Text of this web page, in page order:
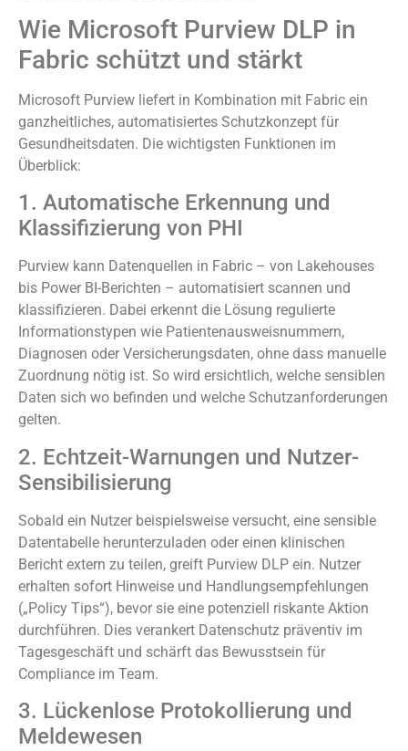
Wie Microsoft Purview DLP in
Fabric schützt und stärkt
Microsoft Purview liefert in Kombination mit Fabric ein
ganzheitliches, automatisiertes Schutzkonzept für
Gesundheitsdaten. Die wichtigsten Funktionen im
Überblick:
1. Automatische Erkennung und
Klassifizierung von PHI
Purview kann Datenquellen in Fabric – von Lakehouses
bis Power BI-Berichten – automatisiert scannen und
klassifizieren. Dabei erkennt die Lösung regulierte
Informationstypen wie Patientenausweisnummern,
Diagnosen oder Versicherungsdaten, ohne dass manuelle
Zuordnung nötig ist. So wird ersichtlich, welche sensiblen
Daten sich wo befinden und welche Schutzanforderungen
gelten.
2. Echtzeit-Warnungen und Nutzer-
Sensibilisierung
Sobald ein Nutzer beispielsweise versucht, eine sensible
Datentabelle herunterzuladen oder einen klinischen
Bericht extern zu teilen, greift Purview DLP ein. Nutzer
erhalten sofort Hinweise und Handlungsempfehlungen
(„Policy Tips“), bevor sie eine potenziell riskante Aktion
durchführen. Dies verankert Datenschutz präventiv im
Tagesgeschäft und schärft das Bewusstsein für
Compliance im Team.
3. Lückenlose Protokollierung und
Meldewesen